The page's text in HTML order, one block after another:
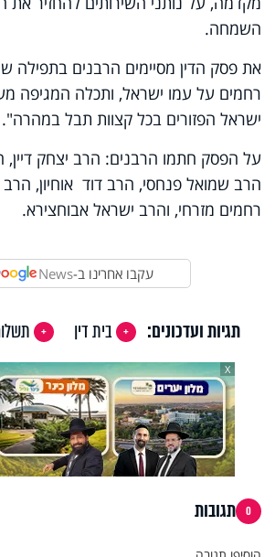
השמחה.
את פסק הדין מסיימים הרבנים בתפילה
רחמים על עמו ישראל, ותכלה המגיפה
ישראל הפזורים בכל קצוות תבל במהרה".
על הפסק חתמו הרבנים: הרב יצחק
הרב שמואל פנחסי, הרב דוד אוחיון, הרב
רחמים מזרחי, והרב ישראל אבוחצירא.
עקבו אחרינו ב-News
תגיות ועדכונים: בית דין
X
0 תגובות